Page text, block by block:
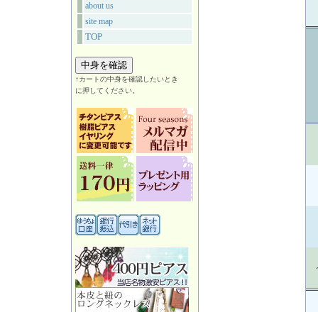
about us
site map
TOP
↑カートの中身を確認したいとき
に押してください。